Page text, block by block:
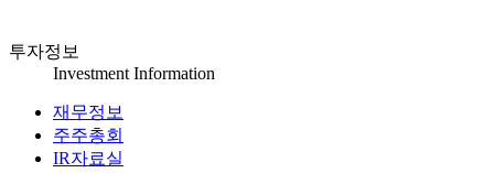
투자정보
Investment Information
재무정보
주주총회
IR자료실